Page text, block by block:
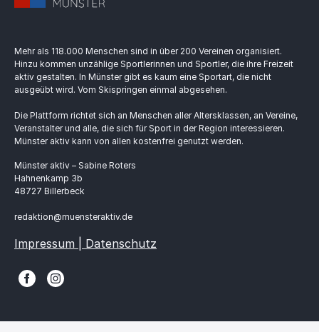
Mehr als 118.000 Menschen sind in über 200 Vereinen organisiert.
Hinzu kommen unzählige Sportlerinnen und Sportler, die ihre Freizeit
aktiv gestalten. In Münster gibt es kaum eine Sportart, die nicht
ausgeübt wird. Vom Skispringen einmal abgesehen.
Die Plattform richtet sich an Menschen aller Altersklassen, an Vereine,
Veranstalter und alle, die sich für Sport in der Region interessieren.
Münster aktiv kann von allen kostenfrei genutzt werden.
Münster aktiv – Sabine Roters
Hahnenkamp 3b
48727 Billerbeck
redaktion@muensteraktiv.de
Impressum | Datenschutz